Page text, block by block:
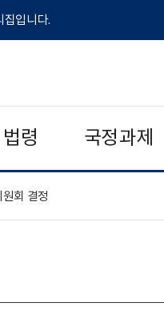
집입니다.
령 국정과제
원회 결정